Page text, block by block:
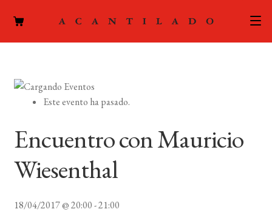
PODCAST
LA EDITORIAL
Este evento ha pasado.
Encuentro con Mauricio
Wiesenthal
18/04/2017 @ 20:00-21:00